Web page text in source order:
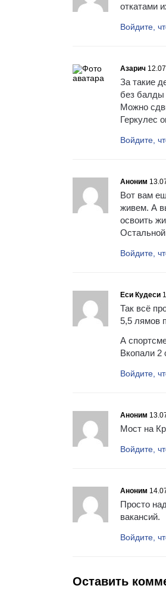
откатами
Войдите,
Азарич
За такие
без балды
Можно
Геркулес
Войдите,
Аноним
Вот вам
живем. А
освоить
Войдите,
Еси Кудеси
Так всё
5,5 лямов
А
Вкопали 2
Войдите,
Аноним
Мост на
Войдите,
Аноним
Просто
вакансий.
Войдите,
Оставить